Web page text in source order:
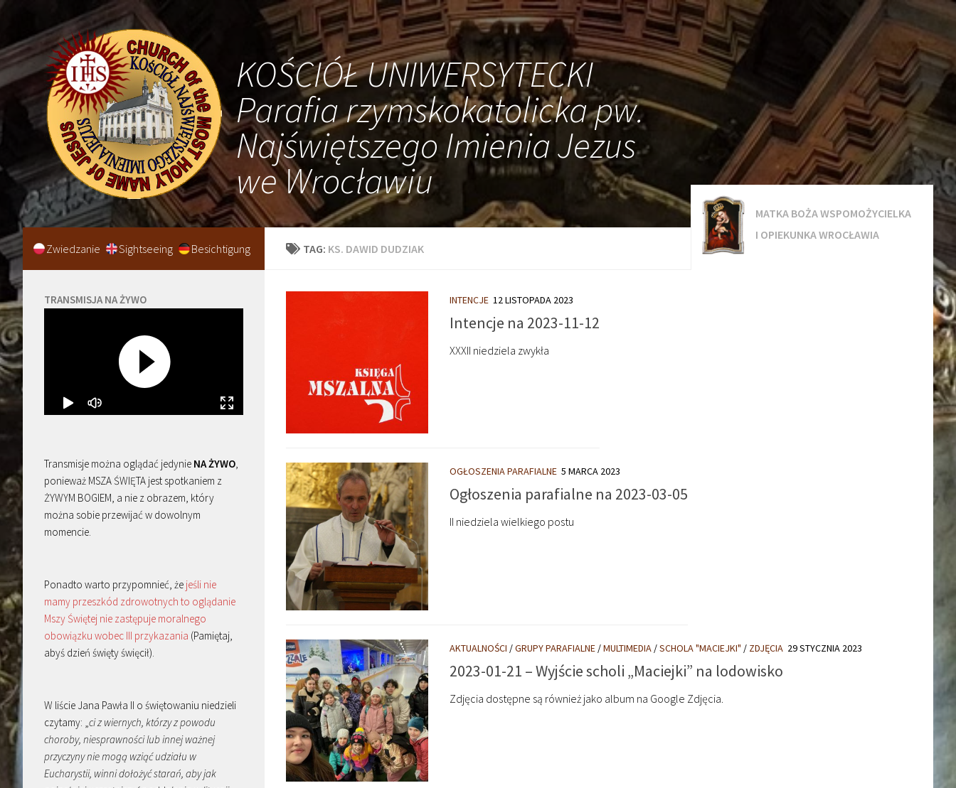
KOŚCIÓŁ UNIWERSYTECKI
Parafia rzymskokatolicka pw.
Najświętszego Imienia Jezus
we Wrocławiu
TAG: KS. DAWID DUDZIAK
MATKA BOŻA WSPOMOŻYCIELKA
I OPIEKUNKA WROCŁAWIA
INTENCJE 12 LISTOPADA 2023
Intencje na 2023-11-12
XXXII niedziela zwykła
OGŁOSZENIA PARAFIALNE 5 MARCA 2023
Ogłoszenia parafialne na 2023-03-05
II niedziela wielkiego postu
AKTUALNOŚCI /GRUPY PARAFIALNE /MULTIMEDIA /SCHOLA "MACIEJKI" / ZDJĘCIA 29 STYCZNIA 2023
2023-01-21 – Wyjście scholi „Maciejki” na lodowisko
Zdjęcia dostępne są również jako album na Google Zdjęcia.
Zwiedzanie Sightseeing Besichtigung
TRANSMISJA NA ŻYWO
Transmisje można oglądać jedynie NA ŻYWO,
ponieważ MSZA ŚWIĘTA jest spotkaniem z
ŻYWYM BOGIEM, a nie z obrazem, który
można sobie przewijać w dowolnym
momencie.
Ponadto warto przypomnieć, że jeśli nie
mamy przeszkód zdrowotnych to oglądanie
Mszy Świętej nie zastępuje moralnego
obowiązku wobec III przykazania (Pamiętaj,
abyś dzień święty święcił).
W liście Jana Pawła II o świętowaniu niedzieli
czytamy: „ci z wiernych, którzy z powodu
choroby, niesprawności lub innej ważnej
przyczyny nie mogą wziąć udziału w
Eucharystii, winni dołożyć starań, aby jak